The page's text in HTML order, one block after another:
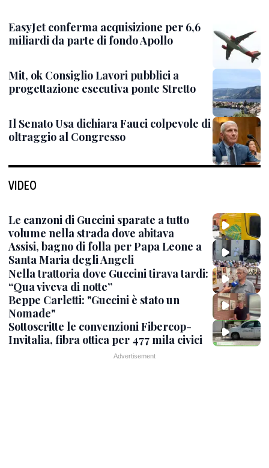
EasyJet conferma acquisizione per 6,6
miliardi da parte di fondo Apollo
Mit, ok Consiglio Lavori pubblici a
progettazione esecutiva ponte Stretto
Il Senato Usa dichiara Fauci colpevole di
oltraggio al Congresso
VIDEO
Le canzoni di Guccini sparate a tutto
volume nella strada dove abitava
Assisi, bagno di folla per Papa Leone a
Santa Maria degli Angeli
Nella trattoria dove Guccini tirava tardi:
“Qua viveva di notte”
Beppe Carletti: "Guccini è stato un
Nomade"
Sottoscritte le convenzioni Fibercop-
Invitalia, fibra ottica per 477 mila civici